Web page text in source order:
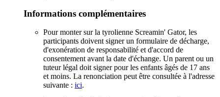
Informations complémentaires
Pour monter sur la tyrolienne Screamin' Gator, les
participants doivent signer un formulaire de décharge,
d'exonération de responsabilité et d'accord de
consentement avant la date d'échange. Un parent ou un
tuteur légal doit signer pour les enfants âgés de 17 ans
et moins. La renonciation peut être consultée à l'adresse
suivante : ici.